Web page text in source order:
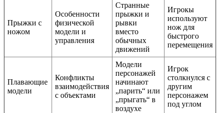
Прыжки с
ножом
Особенности
физической
модели и
управления
Странные
прыжки и
рывки
вместо
обычных
движений
Игрокы
используют
нож для
быстрого
перемещения
Плавающие
модели
Конфликты
взаимодействия
с объектами
Модели
персонажей
начинают
„парить“ или
„прыгать“ в
воздухе
Игрок
столкнулся с
другим
персонажем
под углом